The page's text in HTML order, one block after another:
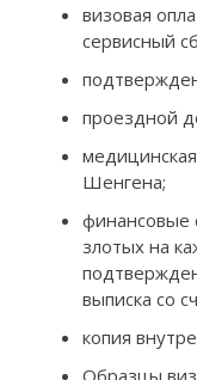
визовая
сервисный
проездной
Шенгена;
финансовые
злотых на
выписка со
копия
Образцы